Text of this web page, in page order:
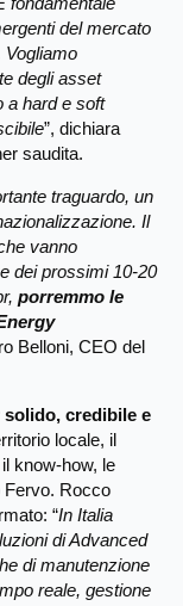
del mercato
Vogliamo
degli asset
a hard e soft
”, dichiara
saudita.
traguardo, un
Il
vanno
dei prossimi 10-20
porremmo le
Belloni, CEO del
solido, credibile e
locale, il
know-how, le
Fervo. Rocco
“In Italia
di Advanced
di manutenzione
reale, gestione